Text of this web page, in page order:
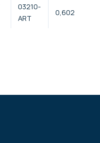
03210-
ART
0,602